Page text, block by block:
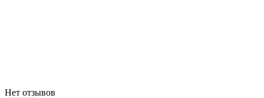
Нет отзывов